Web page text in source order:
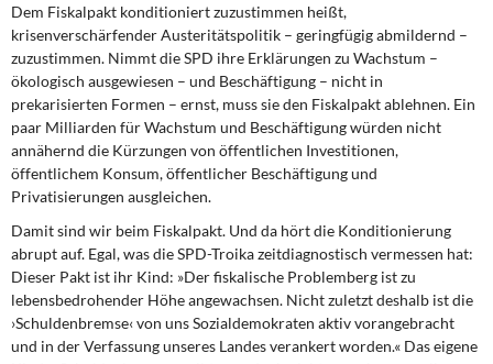
Dem Fiskalpakt konditioniert zuzustimmen heißt,
krisenverschärfender Austeritätspolitik – geringfügig abmildernd –
zuzustimmen. Nimmt die SPD ihre Erklärungen zu Wachstum –
ökologisch ausgewiesen – und Beschäftigung – nicht in
prekarisierten Formen – ernst, muss sie den Fiskalpakt ablehnen. Ein
paar Milliarden für Wachstum und Beschäftigung würden nicht
annähernd die Kürzungen von öffentlichen Investitionen,
öffentlichem Konsum, öffentlicher Beschäftigung und
Privatisierungen ausgleichen.
Damit sind wir beim Fiskalpakt. Und da hört die Konditionierung
abrupt auf. Egal, was die SPD-Troika zeitdiagnostisch vermessen hat:
Dieser Pakt ist ihr Kind: »Der fiskalische Problemberg ist zu
lebensbedrohender Höhe angewachsen. Nicht zuletzt deshalb ist die
›Schuldenbremse‹ von uns Sozialdemokraten aktiv vorangebracht
und in der Verfassung unseres Landes verankert worden.« Das eigene